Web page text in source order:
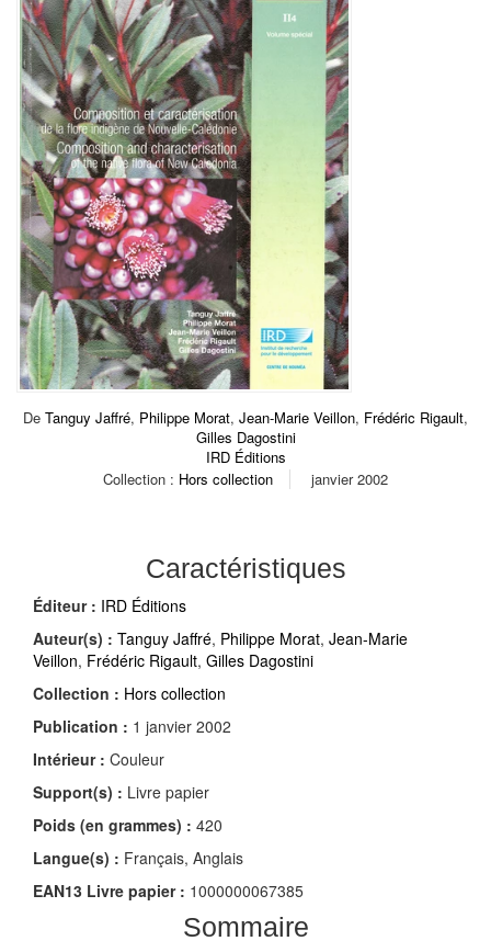
De Tanguy Jaffré, Philippe Morat, Jean-Marie Veillon, Frédéric Rigault,
Gilles Dagostini
IRD Éditions
Collection : Hors collection janvier 2002
Caractéristiques
Éditeur : IRD Éditions
Auteur(s) : Tanguy Jaffré, Philippe Morat, Jean-Marie
Veillon, Frédéric Rigault, Gilles Dagostini
Collection : Hors collection
Publication : 1 janvier 2002
Intérieur : Couleur
Support(s) : Livre papier
Poids (en grammes) : 420
Langue(s) : Français, Anglais
EAN13 Livre papier : 1000000067385
Sommaire